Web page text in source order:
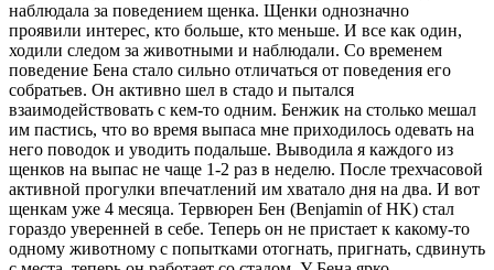
наблюдала за поведением щенка. Щенки однозначно
проявили интерес, кто больше, кто меньше. И все как один,
ходили следом за животными и наблюдали. Со временем
поведение Бена стало сильно отличаться от поведения его
собратьев. Он активно шел в стадо и пытался
взаимодействовать с кем-то одним. Бенжик на столько мешал
им пастись, что во время выпаса мне приходилось одевать на
него поводок и уводить подальше. Выводила я каждого из
щенков на выпас не чаще 1-2 раз в неделю. После трехчасовой
активной прогулки впечатлений им хватало дня на два. И вот
щенкам уже 4 месяца. Тервюрен Бен (Benjamin of HK) стал
гораздо уверенней в себе. Теперь он не пристает к какому-то
одному животному с попытками отогнать, пригнать, сдвинуть